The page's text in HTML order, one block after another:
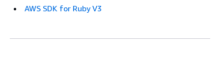
AWS SDK for Ruby V3